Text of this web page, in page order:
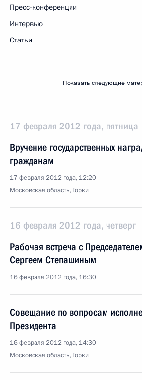
Пресс-конференции
Интервью
Статьи
Показать следующие
17 февраля 2012 года, пятница
Вручение государственных
гражданам
17 февраля 2012 года, 12:20
Московская область, Горки
16 февраля 2012 года, четверг
Рабочая встреча с
Сергеем Степашиным
16 февраля 2012 года, 16:30
Совещание по вопросам
Президента
16 февраля 2012 года, 14:30
Московская область, Горки